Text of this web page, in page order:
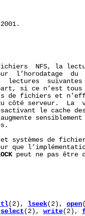
NFS, la
l’horodatage  du
lectures
si ce n’est
de fichiers et
côté serveur.  La
le cache
systèmes de
que
peut ne pas être
(2), lseek(2), open
select (2), write(2),